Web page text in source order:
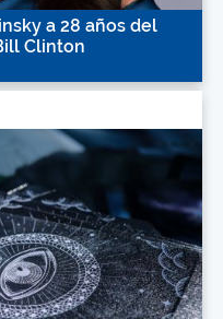
a 28 años del
Clinton